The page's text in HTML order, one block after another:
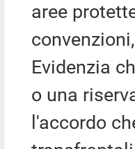
aree
Evidenzia
o una
l'accordo